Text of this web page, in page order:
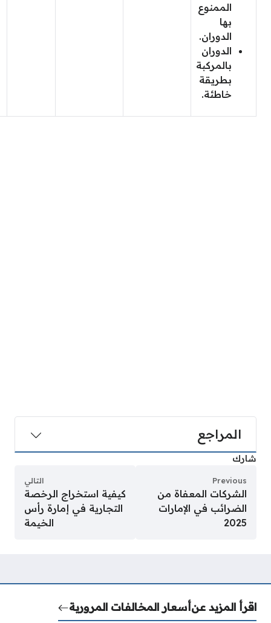
الممنوع
بها
الدوران.
الدوران
بالمركبة
بطريقة
خاطئة.
المراجع
شارك
Previous
الشركات المعفاة من
الضرائب في الإمارات
2025
التالي
كيفية استخراج الرخصة
التجارية في إمارة رأس
الخيمة
اقرأ المزيد عنأسعار المخالفات المرورية